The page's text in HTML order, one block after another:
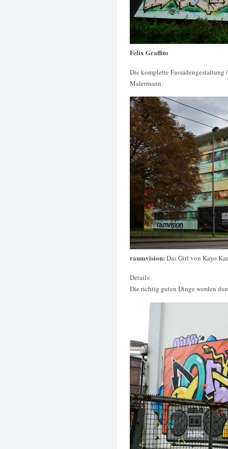
Felix Graffito
Die komplette Fassadengestaltung
Malermann.
raumvision: Das Girl von Kayo
Details:
Die richtig guten Dinge werden